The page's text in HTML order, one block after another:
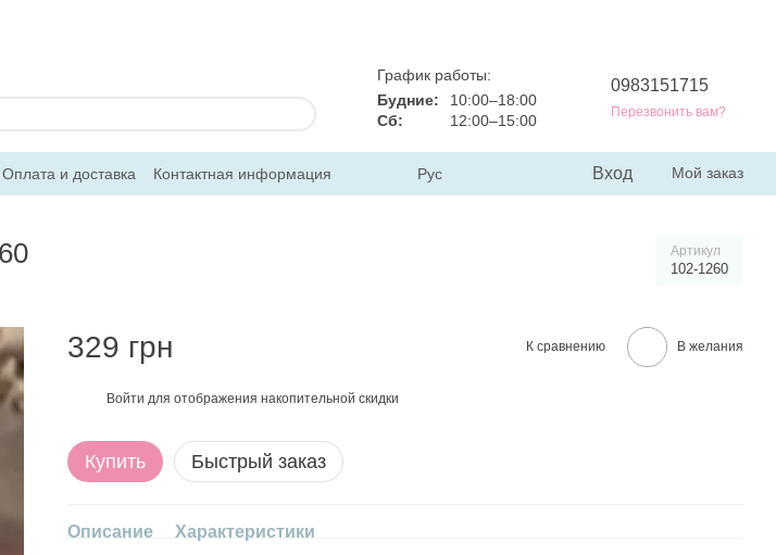
График работы:
Будние:
10:00–18:00
Сб:
12:00–15:00
0983151715
Перезвонить вам?
Оплата и доставка
Контактная информация
оптовых заказов
Рус Вход Мой заказ
Артикул
102-1260
329 грн К сравнению В желания
Войти для отображения накопительной скидки
Купить Быстрый заказ
Описание
Характеристики